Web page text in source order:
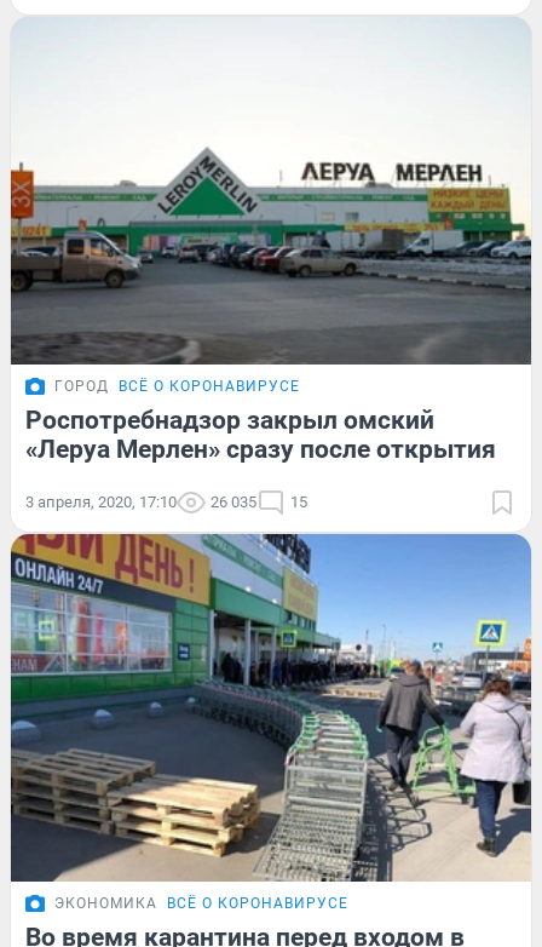
ГОРОД ВСЁ О КОРОНАВИРУСЕ
Роспотребнадзор закрыл омский
«Леруа Мерлен» сразу после открытия
3 апреля, 2020, 17:10 26 035 15
ЭКОНОМИКА ВСЁ О КОРОНАВИРУСЕ
Во время карантина перед входом в